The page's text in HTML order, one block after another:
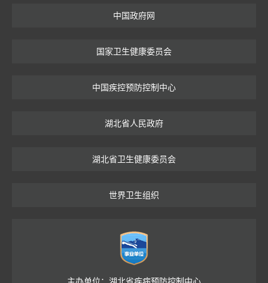
中国政府网
国家卫生健康委员会
中国疾控预防控制中心
湖北省人民政府
湖北省卫生健康委员会
世界卫生组织
主办单位：湖北省疾病预防控制中心